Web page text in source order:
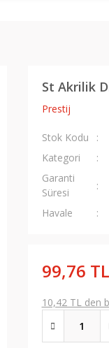
St Akrilik
Prestij
Stok Kodu
Kategori
Garanti
Süresi
Havale
99,76 TL
10,42 TL den